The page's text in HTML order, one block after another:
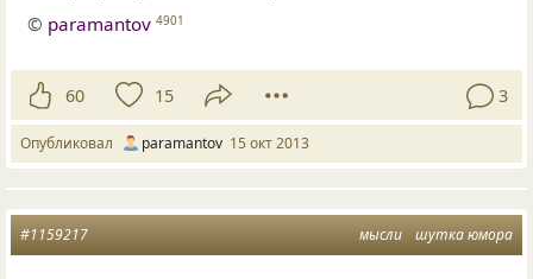
© paramantov 4901
60 15 3
Опубликовал paramantov 15 окт 2013
мысли шутка юмора
#1159217